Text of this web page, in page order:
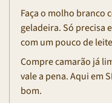
Faça o molho branco
geladeira. Só precisa
com um pouco de
Compre camarão já
vale a pena. Aqui em
bom.